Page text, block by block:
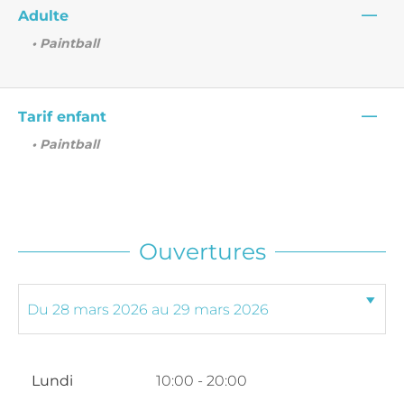
Adulte —
• Paintball
Tarif enfant —
• Paintball
Ouvertures
Lundi 10:00 - 20:00